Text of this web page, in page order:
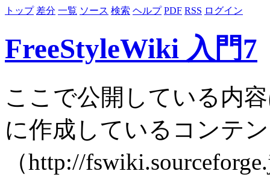
トップ 差分 一覧 ソース 検索 ヘルプ PDF RSS ログイン
FreeStyleWiki 入門7
ここで公開している内
に作成しているコンテ
（http://